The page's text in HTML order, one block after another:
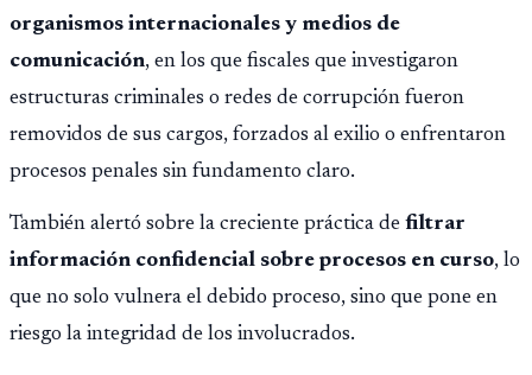
organismos internacionales y medios de
comunicación, en los que fiscales que investigaron
estructuras criminales o redes de corrupción fueron
removidos de sus cargos, forzados al exilio o enfrentaron
procesos penales sin fundamento claro.
También alertó sobre la creciente práctica de filtrar
información confidencial sobre procesos en curso, lo
que no solo vulnera el debido proceso, sino que pone en
riesgo la integridad de los involucrados.